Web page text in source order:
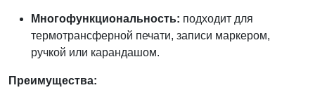
Многофункциональность: подходит для
термотрансферной печати, записи маркером,
ручкой или карандашом.
Преимущества: